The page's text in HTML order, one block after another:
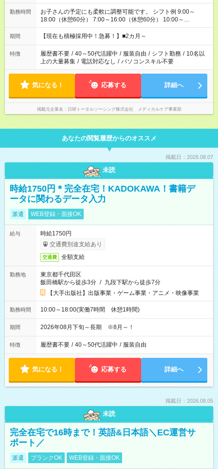
勤務時間
お子さんの予定にも柔軟に調整可能です。 シフト例 9:00～
18:00（休憩60分） 7:00～16:00（休憩60分） 10:00～
19:00（休憩60分） ※Wワーク希望の方へ 今ご覧のお仕事で希
望する勤務時間と、もう1つのお仕事の勤務時間の合計が 週40
期間 【現在も積極採用中！急募！】■2カ月～
特徴 履歴書不要 / 40～50代活躍中 / 服装自由 / シフト勤務 / 10名以
上の大量募集 / 電話対応なし / パソコンスキル不要
気になる！ 応募する 詳細へ
掲載元企業名 日研トータルソーシング株式会社 メディカルケア事業部
あなたの閲覧履歴からのオススメ
掲載日：2026.08.07
未読
時給1750円＊完全在宅！KADOKAWA！書籍デ
ータに関わるデータ入力
派遣 WEB登録・面接OK
給与
時給1750円
交通費別途支給あり
交通費 全額支給
勤務地
東京都千代田区
飯田橋駅から徒歩3分 / 九段下駅から徒歩7分
【大手出版社】出版事業・ゲーム事業・アニメ・映像事業
勤務時間 10:00～18:00(実働7時間 休憩1時間)
期間 2026年08月下旬～長期 ※8月～！
特徴 履歴書不要 / 40～50代活躍中 / 服装自由
気になる！ 応募する 詳細へ
掲載日：2026.08.05
未読
完全在宅で16時まで！英語&日本語＼EC運営サ
ポート／
派遣 ブランクOK WEB登録・面接OK